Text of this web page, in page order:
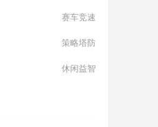
赛车竞速
策略塔防
休闲益智